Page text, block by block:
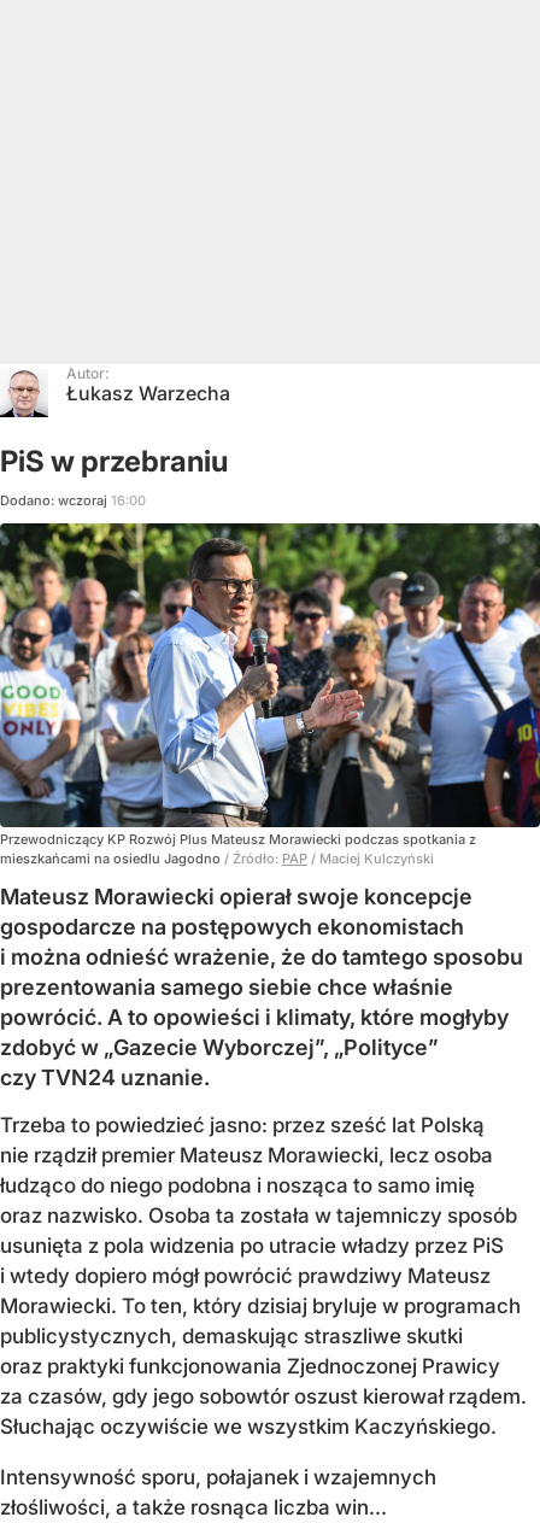
Autor:
Łukasz Warzecha
PiS w przebraniu
Dodano: wczoraj 16:00
Przewodniczący KP Rozwój Plus Mateusz Morawiecki podczas spotkania z
mieszkańcami na osiedlu Jagodno / Źródło: PAP / Maciej Kulczyński
Mateusz Morawiecki opierał swoje koncepcje
gospodarcze na postępowych ekonomistach
i można odnieść wrażenie, że do tamtego sposobu
prezentowania samego siebie chce właśnie
powrócić. A to opowieści i klimaty, które mogłyby
zdobyć w „Gazecie Wyborczej”, „Polityce”
czy TVN24 uznanie.
Trzeba to powiedzieć jasno: przez sześć lat Polską
nie rządził premier Mateusz Morawiecki, lecz osoba
łudząco do niego podobna i nosząca to samo imię
oraz nazwisko. Osoba ta została w tajemniczy sposób
usunięta z pola widzenia po utracie władzy przez PiS
i wtedy dopiero mógł powrócić prawdziwy Mateusz
Morawiecki. To ten, który dzisiaj bryluje w programach
publicystycznych, demaskując straszliwe skutki
oraz praktyki funkcjonowania Zjednoczonej Prawicy
za czasów, gdy jego sobowtór oszust kierował rządem.
Słuchając oczywiście we wszystkim Kaczyńskiego.
Intensywność sporu, połajanek i wzajemnych
złośliwości, a także rosnąca liczba win...